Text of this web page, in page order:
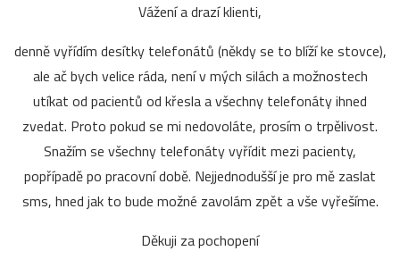
Vážení a drazí klienti,
denně vyřídím desítky telefonátů (někdy se to blíží ke stovce),
ale ač bych velice ráda, není v mých silách a možnostech
utíkat od pacientů od křesla a všechny telefonáty ihned
zvedat. Proto pokud se mi nedovoláte, prosím o trpělivost.
Snažím se všechny telefonáty vyřídit mezi pacienty,
popřípadě po pracovní době. Nejjednodušší je pro mě zaslat
sms, hned jak to bude možné zavolám zpět a vše vyřešíme.
Děkuji za pochopení